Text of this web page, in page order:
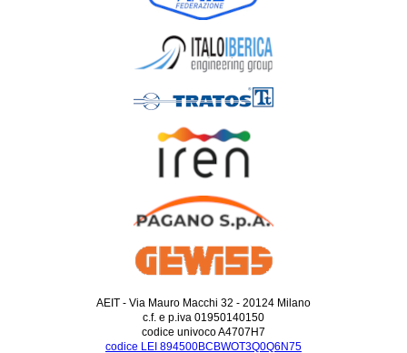
AEIT - Via Mauro Macchi 32 - 20124 Milano
c.f. e p.iva 01950140150
codice univoco A4707H7
codice LEI 894500BCBWOT3Q0Q6N75